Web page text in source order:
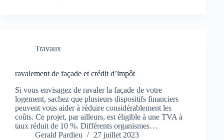
Travaux
ravalement de façade et crédit d’impôt
Si vous envisagez de ravaler la façade de votre
logement, sachez que plusieurs dispositifs financiers
peuvent vous aider à réduire considérablement les
coûts. Ce projet, par ailleurs, est éligible à une TVA à
taux réduit de 10 %. Différents organismes…
Gerald Pardieu
27 juillet 2023